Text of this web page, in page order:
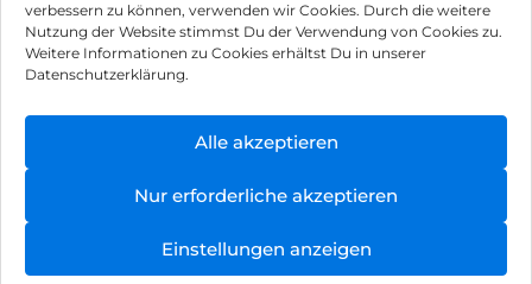
verbessern zu können, verwenden wir Cookies. Durch die weitere
Nutzung der Website stimmst Du der Verwendung von Cookies zu.
Weitere Informationen zu Cookies erhältst Du in unserer
Datenschutzerklärung.
Alle akzeptieren
Nur erforderliche akzeptieren
Einstellungen anzeigen
Impressum
Hinweis zur Batterieentsorgung
Newsletter